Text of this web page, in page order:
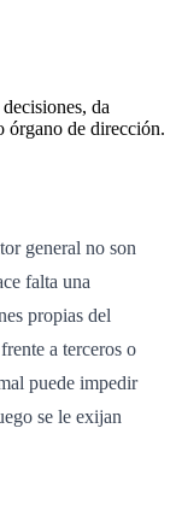
da
órgano de dirección.
general no son
falta una
propias del
a terceros o
puede impedir
se le exijan